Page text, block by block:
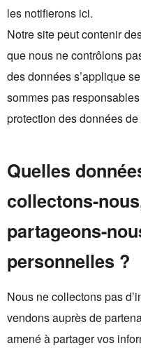
les notifierons ici.
Notre site peut contenir
que nous ne contrôlons
des données s’applique
sommes pas
protection des données de
Quelles
collectons-
partageons-
personnelles ?
Nous ne collectons pas
vendons auprès de
amené à partager vos